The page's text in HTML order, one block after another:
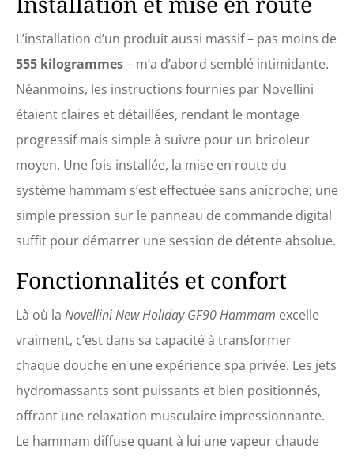
L’installation d’un produit aussi massif – pas moins de
555 kilogrammes– m’a d’abord semblé intimidante.
Néanmoins, les instructions fournies par Novellini
étaient claires et détaillées, rendant le montage
progressif mais simple à suivre pour un bricoleur
moyen. Une fois installée, la mise en route du
système hammam s’est effectuée sans anicroche; une
simple pression sur le panneau de commande digital
suffit pour démarrer une session de détente absolue.
Fonctionnalités et confort
Là où la Novellini New Holiday GF90 Hammam excelle
vraiment, c’est dans sa capacité à transformer
chaque douche en une expérience spa privée. Les jets
hydromassants sont puissants et bien positionnés,
offrant une relaxation musculaire impressionnante.
Le hammam diffuse quant à lui une vapeur chaude